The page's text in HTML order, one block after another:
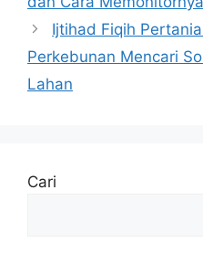
Ijtihad Fiqih
Perkebunan Mencari
Lahan
Cari